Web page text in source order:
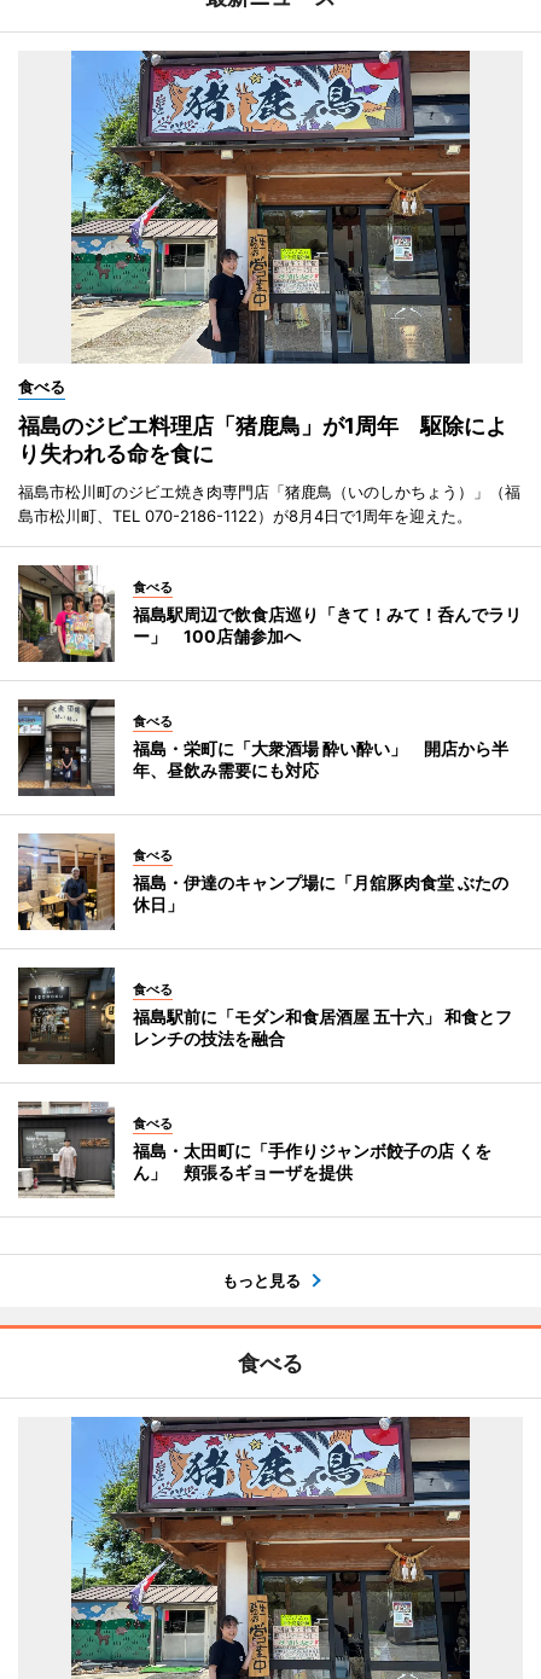
食べる
福島のジビエ料理店「猪鹿鳥」が1周年 駆除によ
り失われる命を食に
福島市松川町のジビエ焼き肉専門店「猪鹿鳥（いのしかちょう）」（福
島市松川町、TEL 070-2186-1122）が8月4日で1周年を迎えた。
食べる
福島駅周辺で飲食店巡り「きて！みて！呑んでラリ
ー」 100店舗参加へ
食べる
福島・栄町に「大衆酒場 酔い酔い」 開店から半
年、昼飲み需要にも対応
食べる
福島・伊達のキャンプ場に「月舘豚肉食堂 ぶたの
休日」
食べる
福島駅前に「モダン和食居酒屋 五十六」 和食とフ
レンチの技法を融合
食べる
福島・太田町に「手作りジャンボ餃子の店 くを
ん」 頬張るギョーザを提供
もっと見る
食べる